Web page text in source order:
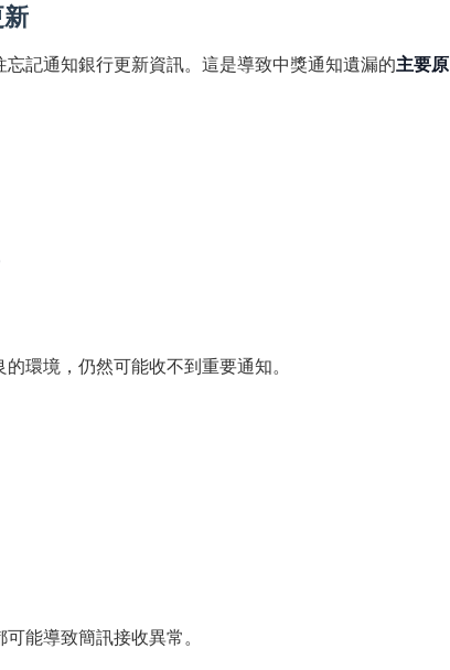
記通知銀行更新資訊。這是導致中獎通知遺漏的主要原
環境，仍然可能收不到重要通知。
能導致簡訊接收異常。